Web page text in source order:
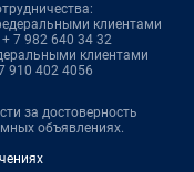
клиентами
7 982 640 34 32
клиентами
910 402 4056
за достоверность
объявлениях.